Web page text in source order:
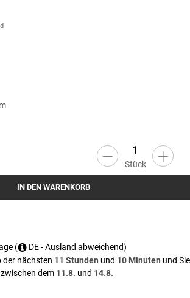
Stück
IN DEN WARENKORB
(
DE - Ausland abweichend)
der nächsten 11 Stunden und 10 Minuten und Sie
dem 11.8. und 14.8.